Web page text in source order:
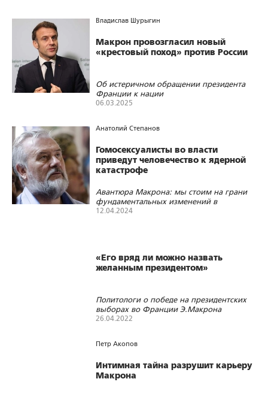
Владислав Шурыгин
Макрон провозгласил новый
«крестовый поход» против России
Об истеричном обращении президента
Франции к нации
06.03.2025
Анатолий Степанов
Гомосексуалисты во власти
приведут человечество к ядерной
катастрофе
Авантюра Макрона: мы стоим на грани
фундаментальных изменений в
мировом бытии
12.04.2024
«Его вряд ли можно назвать
желанным президентом»
Политологи о победе на президентских
выборах во Франции Э.Макрона
26.04.2022
Петр Акопов
Интимная тайна разрушит карьеру
Макрона